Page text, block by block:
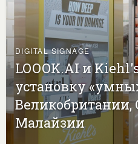
DIGITAL SIGNAGE
LOOOK.AI и
установку
Малайзии